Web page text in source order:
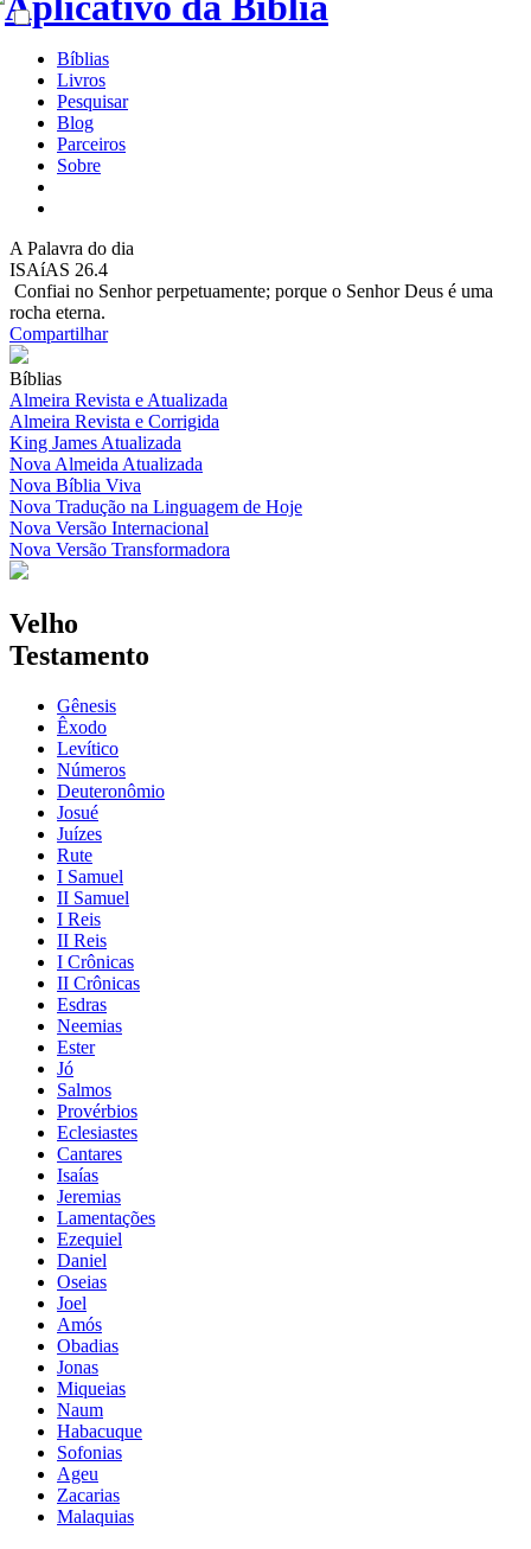
Bíblias
Livros
Pesquisar
Blog
Parceiros
Sobre
A Palavra do dia
ISAíAS 26.4
Confiai no Senhor perpetuamente; porque o Senhor Deus é uma
rocha eterna.
Compartilhar
Bíblias
Almeira Revista e Atualizada
Almeira Revista e Corrigida
King James Atualizada
Nova Almeida Atualizada
Nova Bíblia Viva
Nova Tradução na Linguagem de Hoje
Nova Versão Internacional
Nova Versão Transformadora
Velho
Testamento
Gênesis
Êxodo
Levítico
Números
Deuteronômio
Josué
Juízes
Rute
I Samuel
II Samuel
I Reis
II Reis
I Crônicas
II Crônicas
Esdras
Neemias
Ester
Jó
Salmos
Provérbios
Eclesiastes
Cantares
Isaías
Jeremias
Lamentações
Ezequiel
Daniel
Oseias
Joel
Amós
Obadias
Jonas
Miqueias
Naum
Habacuque
Sofonias
Ageu
Zacarias
Malaquias